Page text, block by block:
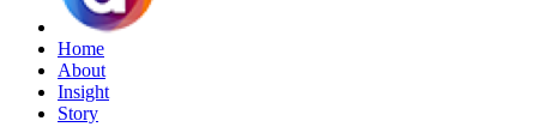
Home
About
Insight
Story